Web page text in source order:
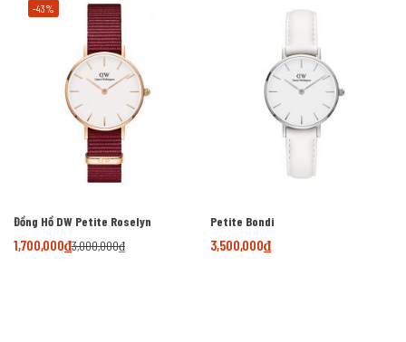
-43%
Đồng Hồ DW Petite Roselyn
1,700,000₫3,000,000₫
Petite Bondi
3,500,000₫